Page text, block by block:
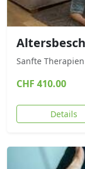
Sanfte
CHF 410.00
Details